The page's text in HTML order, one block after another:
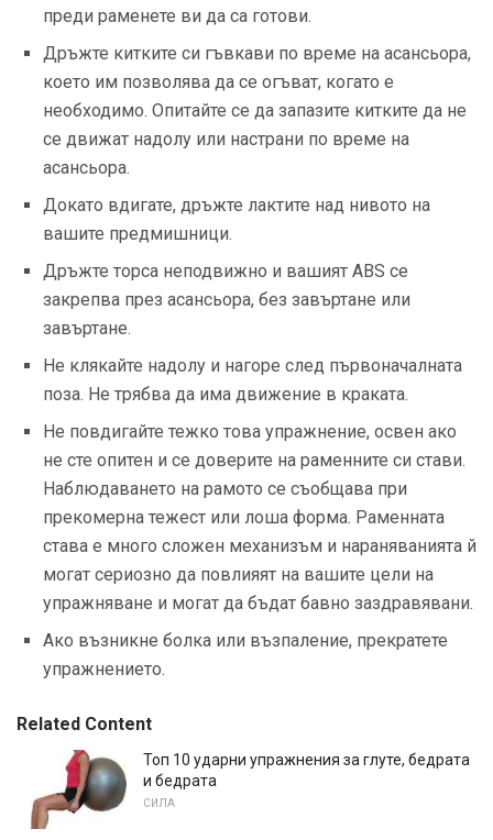
преди раменете ви да са готови.
Дръжте китките си гъвкави по време на асансьора,
което им позволява да се огъват, когато е
необходимо. Опитайте се да запазите китките да не
се движат надолу или настрани по време на
асансьора.
Докато вдигате, дръжте лактите над нивото на
вашите предмишници.
Дръжте торса неподвижно и вашият ABS се
закрепва през асансьора, без завъртане или
завъртане.
Не клякайте надолу и нагоре след първоначалната
поза. Не трябва да има движение в краката.
Не повдигайте тежко това упражнение, освен ако
не сте опитен и се доверите на раменните си стави.
Наблюдаването на рамото се съобщава при
прекомерна тежест или лоша форма. Раменната
става е много сложен механизъм и нараняванията й
могат сериозно да повлияят на вашите цели на
упражняване и могат да бъдат бавно заздравявани.
Ако възникне болка или възпаление, прекратете
упражнението.
Related Content
Топ 10 ударни упражнения за глуте, бедрата
и бедрата
СИЛА